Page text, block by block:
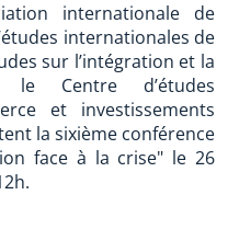
internationale de
internationales de
sur l’intégration et la
le Centre d’études
et investissements
la sixième conférence
face à la crise" le 26